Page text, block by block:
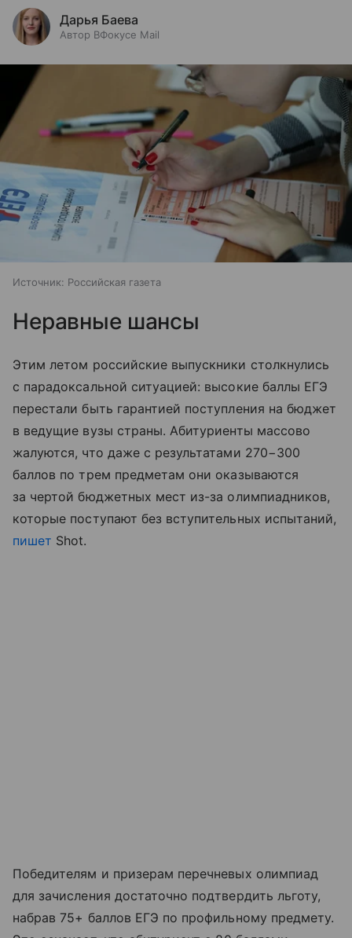
Дарья Баева
Автор ВФокусе Mail
Источник: Российская газета
Неравные шансы
Этим летом российские выпускники столкнулись
с парадоксальной ситуацией: высокие баллы ЕГЭ
перестали быть гарантией поступления на бюджет
в ведущие вузы страны. Абитуриенты массово
жалуются, что даже с результатами 270−300
баллов по трем предметам они оказываются
за чертой бюджетных мест из-за олимпиадников,
которые поступают без вступительных испытаний,
пишет Shot.
Победителям и призерам перечневых олимпиад
для зачисления достаточно подтвердить льготу,
набрав 75+ баллов ЕГЭ по профильному предмету.